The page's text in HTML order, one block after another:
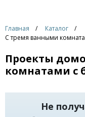
Главная
Каталог
С тремя ванными
Проекты
комнатами с
Не